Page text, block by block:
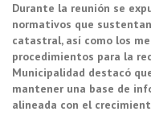
Durante la reunión se
normativos que
catastral, así como los
procedimientos para la
Municipalidad destacó
mantener una base de
alineada con el